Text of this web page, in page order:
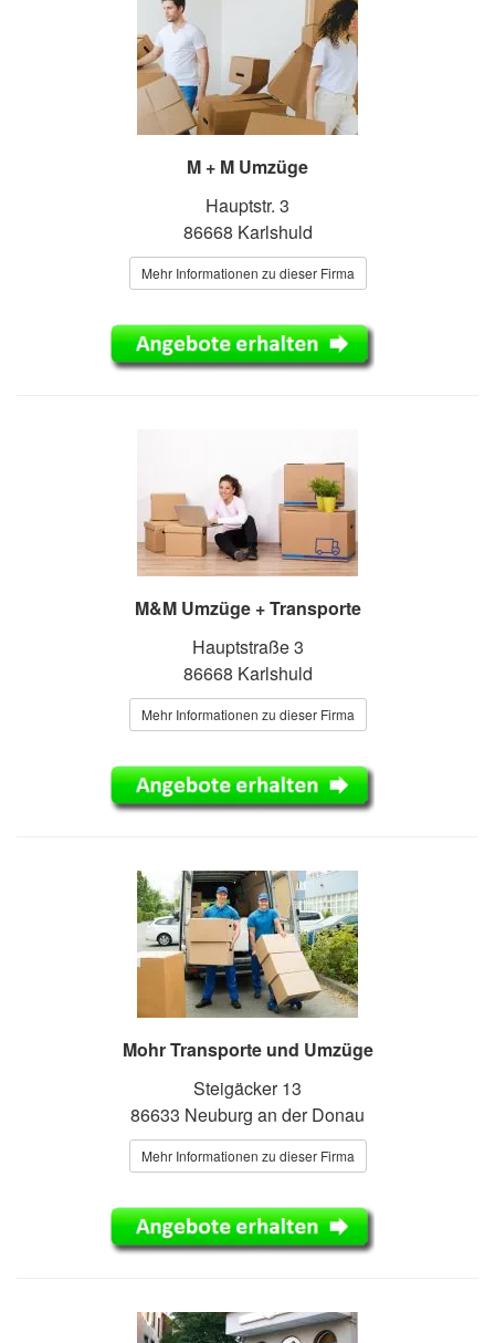
M + M Umzüge
Hauptstr. 3
86668 Karlshuld
Mehr Informationen zu dieser Firma
M&M Umzüge + Transporte
Hauptstraße 3
86668 Karlshuld
Mehr Informationen zu dieser Firma
Mohr Transporte und Umzüge
Steigäcker 13
86633 Neuburg an der Donau
Mehr Informationen zu dieser Firma